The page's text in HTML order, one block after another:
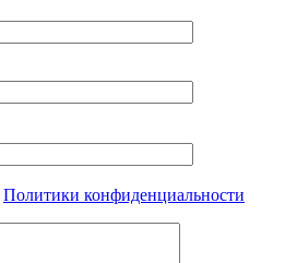
Политики конфиденциальности